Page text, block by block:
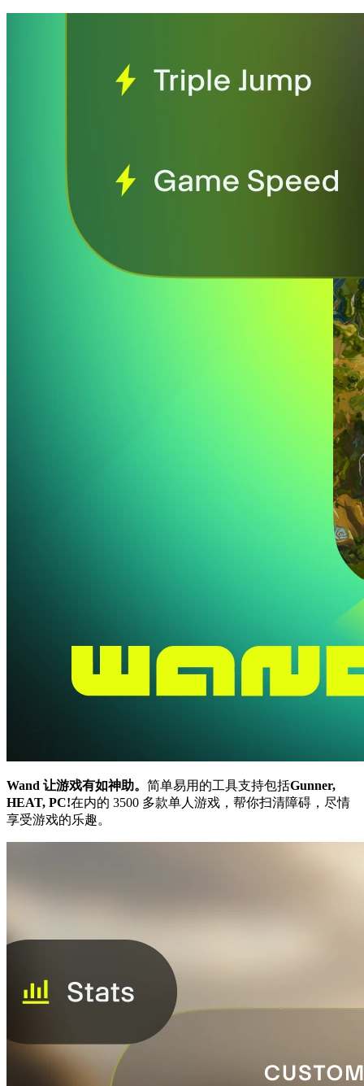
Wand 让游戏有如神助。 简单易用的工具支持包括Gunner,
HEAT, PC!在内的 3500 多款单人游戏，帮你扫清障碍，尽情
享受游戏的乐趣。